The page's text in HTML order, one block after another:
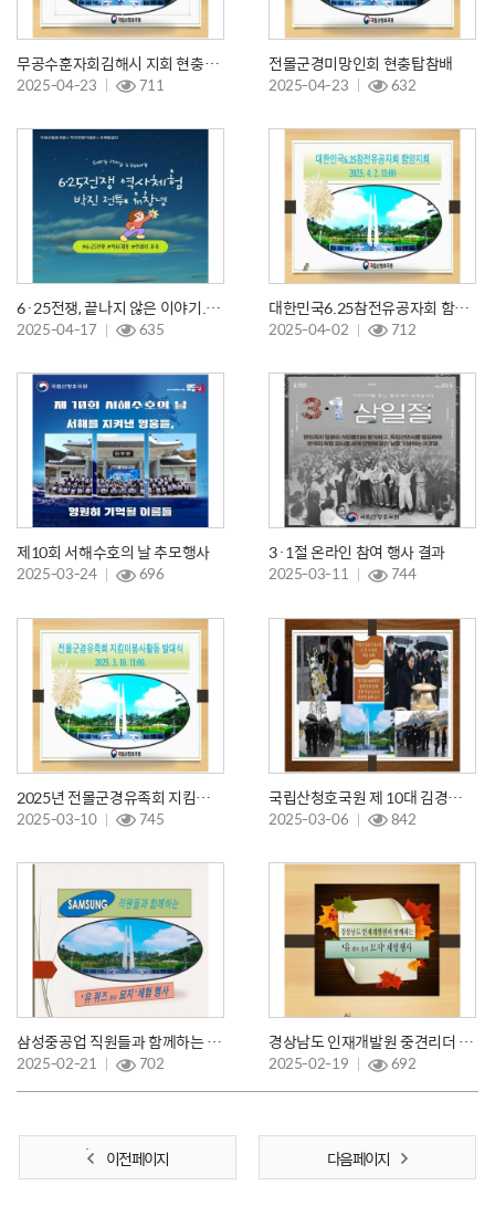
무공수훈자회김해시 지회 현충탑참배
2025-04-23 711
전몰군경미망인회 현충탑참배
2025-04-23 632
6·25전쟁, 끝나지 않은 이야기.. 유해발굴 현장을 가다!
2025-04-17 635
대한민국6.25참전유공자회 함양지회 현충탑 참배
2025-04-02 712
제10회 서해수호의 날 추모행사
2025-03-24 696
3·1절 온라인 참여 행사 결과
2025-03-11 744
2025년 전몰군경유족회 지킴이 봉사활동 발대식
2025-03-10 745
국립산청호국원 제 10대 김경나 원장 취임참배
2025-03-06 842
삼성중공업 직원들과 함께하는 묘지 체험
2025-02-21 702
경상남도 인재개발원 중견리더 과정 현충탑참배 체험활동
2025-02-19 692
이전 페이지 다음 페이지